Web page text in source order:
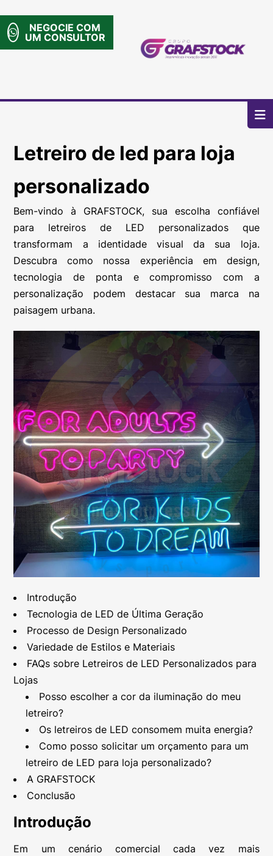
NEGOCIE COM
UM CONSULTOR
Trabalhos
Letreiro de led para loja
personalizado
Bem-vindo à GRAFSTOCK, sua escolha confiável
para letreiros de LED personalizados que
transformam a identidade visual da sua loja.
Descubra como nossa experiência em design,
tecnologia de ponta e compromisso com a
personalização podem destacar sua marca na
paisagem urbana.
Introdução
Tecnologia de LED de Última Geração
Processo de Design Personalizado
Variedade de Estilos e Materiais
FAQs sobre Letreiros de LED Personalizados para
Lojas
Posso escolher a cor da iluminação do meu
letreiro?
Os letreiros de LED consomem muita energia?
Como posso solicitar um orçamento para um
letreiro de LED para loja personalizado?
A GRAFSTOCK
Conclusão
Introdução
Em um cenário comercial cada vez mais